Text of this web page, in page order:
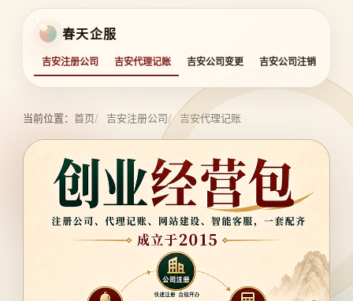
春天企服
吉安注册公司 吉安代理记账 吉安公司变更 吉安公司注销
当前位置： 首页 吉安注册公司 吉安代理记账